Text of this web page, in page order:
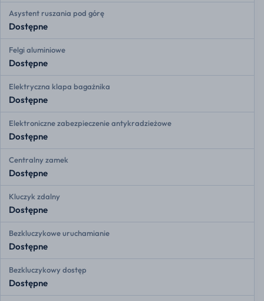
Asystent ruszania pod górę
Dostępne
Felgi aluminiowe
Dostępne
Elektryczna klapa bagażnika
Dostępne
Elektroniczne zabezpieczenie antykradzieżowe
Dostępne
Centralny zamek
Dostępne
Kluczyk zdalny
Dostępne
Bezkluczykowe uruchamianie
Dostępne
Bezkluczykowy dostęp
Dostępne